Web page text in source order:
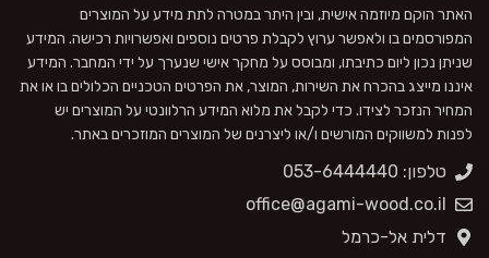
האתר הוקם מיוזמה אישית, ובין היתר במטרה לתת מידע על המוצרים
המפורסמים בו ולאפשר ערוץ לקבלת פרטים נוספים ואפשרויות רכישה. המידע
שניתן נכון ליום כתיבתו, ומבוסס על מחקר אישי שנערך על ידי המחבר. המידע
איננו מייצג בהכרח את השירות, המוצר, את הפרטים הטכניים הכלולים בו או את
המחיר הנזכר לצידו. כדי לקבל את מלוא המידע הרלוונטי על המוצרים יש
לפנות למשווקים המורשים ו/או ליצרנים של המוצרים המוזכרים באתר.
טלפון: 053-6444440
office@agami-wood.co.il
דלית אל-כרמל